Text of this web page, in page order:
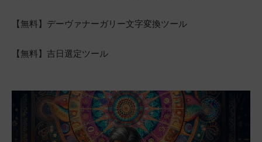
【無料】デーヴァナーガリー文字変換ツール
【無料】吉日選定ツール